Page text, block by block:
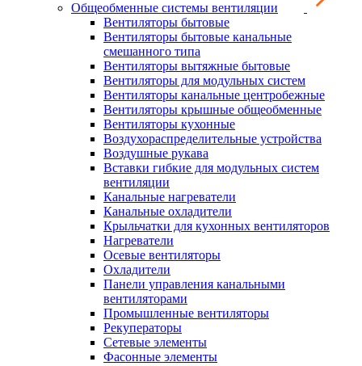
Общеобменные системы вентиляции
Вентиляторы бытовые
Вентиляторы бытовые канальные
смешанного типа
Вентиляторы вытяжные бытовые
Вентиляторы для модульных систем
Вентиляторы канальные центробежные
Вентиляторы крышные общеобменные
Вентиляторы кухонные
Воздухораспределительные устройства
Воздушные рукава
Вставки гибкие для модульных систем
вентиляции
Канальные нагреватели
Канальные охладители
Крыльчатки для кухонных вентиляторов
Нагреватели
Осевые вентиляторы
Охладители
Панели управления канальными
вентиляторами
Промышленные вентиляторы
Рекуператоры
Сетевые элементы
Фасонные элементы